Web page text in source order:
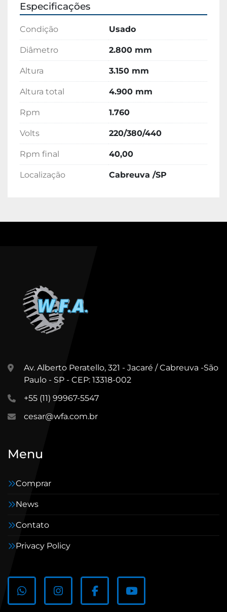
Especificações
Condição Usado
Diâmetro 2.800 mm
Altura 3.150 mm
Altura total 4.900 mm
Rpm 1.760
Volts 220/380/440
Rpm final 40,00
Localização Cabreuva /SP
Av. Alberto Peratello, 321 - Jacaré / Cabreuva -São
Paulo - SP - CEP: 13318-002
+55 (11) 99967-5547
cesar@wfa.com.br
Menu
Comprar
News
Contato
Privacy Policy
whatsappinstagramfacebookyoutube